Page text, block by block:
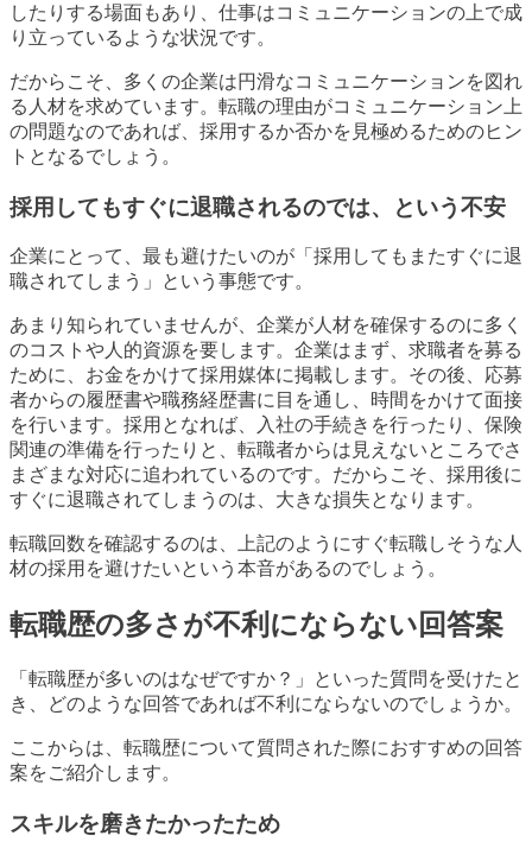
したりする場面もあり、仕事はコミュニケーションの上で成
り立っているような状況です。
だからこそ、多くの企業は円滑なコミュニケーションを図れ
る人材を求めています。転職の理由がコミュニケーション上
の問題なのであれば、採用するか否かを見極めるためのヒン
トとなるでしょう。
採用してもすぐに退職されるのでは、という不安
企業にとって、最も避けたいのが「採用してもまたすぐに退
職されてしまう」という事態です。
あまり知られていませんが、企業が人材を確保するのに多く
のコストや人的資源を要します。企業はまず、求職者を募る
ために、お金をかけて採用媒体に掲載します。その後、応募
者からの履歴書や職務経歴書に目を通し、時間をかけて面接
を行います。採用となれば、入社の手続きを行ったり、保険
関連の準備を行ったりと、転職者からは見えないところでさ
まざまな対応に追われているのです。だからこそ、採用後に
すぐに退職されてしまうのは、大きな損失となります。
転職回数を確認するのは、上記のようにすぐ転職しそうな人
材の採用を避けたいという本音があるのでしょう。
転職歴の多さが不利にならない回答案
「転職歴が多いのはなぜですか？」といった質問を受けたと
き、どのような回答であれば不利にならないのでしょうか。
ここからは、転職歴について質問された際におすすめの回答
案をご紹介します。
スキルを磨きたかったため